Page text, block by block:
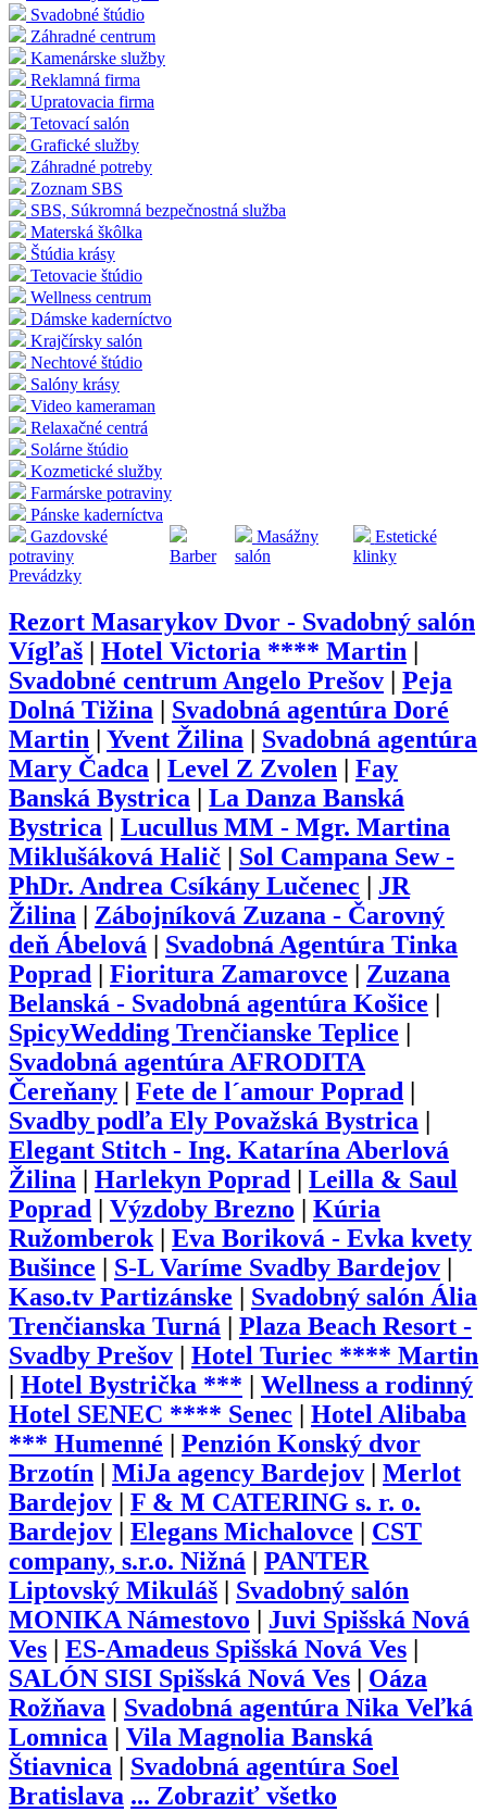
Svadobné štúdio
Záhradné centrum
Kamenárske služby
Reklamná firma
Upratovacia firma
Tetovací salón
Grafické služby
Záhradné potreby
Zoznam SBS
SBS, Súkromná bezpečnostná služba
Materská škôlka
Štúdia krásy
Tetovacie štúdio
Wellness centrum
Dámske kaderníctvo
Krajčírsky salón
Nechtové štúdio
Salóny krásy
Video kameraman
Relaxačné centrá
Solárne štúdio
Kozmetické služby
Farmárske potraviny
Pánske kaderníctva
Gazdovské
potraviny
Barber
Masážny
salón
Estetické
klinky
Prevádzky
Rezort Masarykov Dvor - Svadobný salón
Vígľaš
Hotel Victoria **** Martin
Svadobné centrum Angelo Prešov
Peja
Dolná Tižina
Svadobná agentúra Doré
Martin
Yvent Žilina
Svadobná agentúra
Mary Čadca
Level Z Zvolen
Fay
Banská Bystrica
La Danza Banská
Bystrica
Lucullus MM - Mgr. Martina
Miklušáková Halič
Sol Campana Sew -
PhDr. Andrea Csíkány Lučenec
JR
Žilina
Zábojníková Zuzana - Čarovný
deň Ábelová
Svadobná Agentúra Tinka
Poprad
Fioritura Zamarovce
Zuzana
Belanská - Svadobná agentúra Košice
SpicyWedding Trenčianske Teplice
Svadobná agentúra AFRODITA
Čereňany
Fete de l´amour Poprad
Svadby podľa Ely Považská Bystrica
Elegant Stitch - Ing. Katarína Aberlová
Žilina
Harlekyn Poprad
Leilla & Saul
Poprad
Výzdoby Brezno
Kúria
Ružomberok| Eva Boriková - Evka kvety
Bušince
S-L Varíme Svadby Bardejov
Kaso.tv Partizánske
Svadobný salón Ália
Trenčianska Turná
Plaza Beach Resort -
Svadby Prešov
Hotel Turiec **** Martin
Hotel Bystrička ***
Wellness a rodinný
Hotel SENEC **** Senec
Hotel Alibaba
*** Humenné
Penzión Konský dvor
Brzotín
MiJa agency Bardejov
Merlot
Bardejov
F & M CATERING s. r. o.
Bardejov
Elegans Michalovce
CST
company, s.r.o. Nižná
PANTER
Liptovský Mikuláš
Svadobný salón
MONIKA Námestovo
Juvi Spišská Nová
Ves
ES-Amadeus Spišská Nová Ves
SALÓN SISI Spišská Nová Ves
Oáza
Rožňava
Svadobná agentúra Nika Veľká
Lomnica
Vila Magnolia Banská
Štiavnica
Svadobná agentúra Soel
Bratislava ... Zobraziť všetko